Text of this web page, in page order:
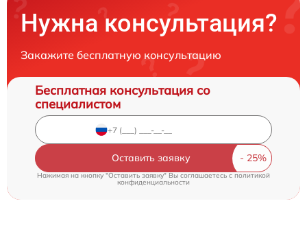
Нужна консультация?
Закажите бесплатную консультацию
Бесплатная консультация со
специалистом
Оставить заявку
Нажимая на кнопку "Оставить заявку" Вы соглашаетесь cполитикой
конфиденциальности